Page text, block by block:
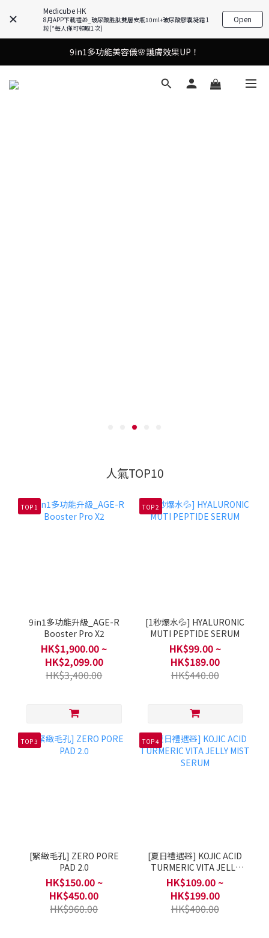
Medicube HK
8月APP下載禮🎁_玻尿酸胜肽雙層安瓶10ml+玻尿酸膠囊凝霜 1
粒(*每人僅可領取1次)
Open
9in1多功能美容儀🌸護膚效果UP！
9in1多功能美容儀🌸護膚效果UP！
油痘肌救星💧玻尿酸58% OFF活動中！
人氣TOP10
TOP 1
9in1多功能升級_AGE-R
Booster Pro X2
HK$1,900.00 ~
HK$2,099.00
HK$3,400.00
TOP 2
[1秒爆水💦] HYALURONIC
MUTI PEPTIDE SERUM
HK$99.00 ~
HK$189.00
HK$440.00
TOP 3
[緊緻毛孔] ZERO PORE
PAD 2.0
HK$150.00 ~
HK$450.00
HK$960.00
TOP 4
[夏日禮遇🧸] KOJIC ACID
TURMERIC VITA JELLY
MIST SERUM
HK$109.00 ~
HK$199.00
HK$400.00